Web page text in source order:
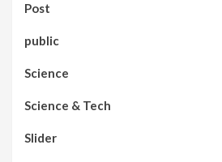
Post
public
Science
Science & Tech
Slider